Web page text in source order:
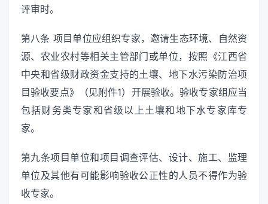
评审时。
第八条 项目单位应组织专家，邀请生态环境、自然资
源、农业农村等相关主管部门或单位，按照《江西省
中央和省级财政资金支持的土壤、地下水污染防治项
目验收要点》（见附件1）开展验收。验收专家组应当
包括财务类专家和省级以上土壤和地下水专家库专
家。
第九条项目单位和项目调查评估、设计、施工、监理
单位及其他有可能影响验收公正性的人员不得作为验
收专家。